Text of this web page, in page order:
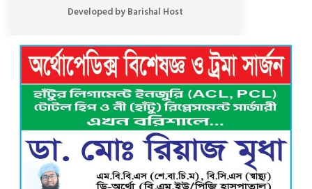
Developed by Barishal Host